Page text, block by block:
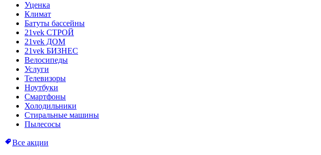
Уценка
Климат
Батуты бассейны
21vek СТРОЙ
21vek ДОМ
21vek БИЗНЕС
Велосипеды
Услуги
Телевизоры
Ноутбуки
Смартфоны
Холодильники
Стиральные машины
Пылесосы
Все акции